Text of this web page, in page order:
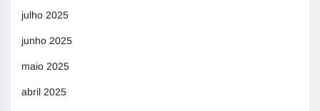
julho 2025
junho 2025
maio 2025
abril 2025